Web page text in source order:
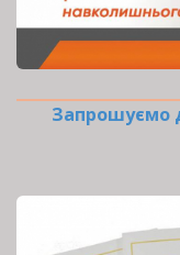
Запрошуємо